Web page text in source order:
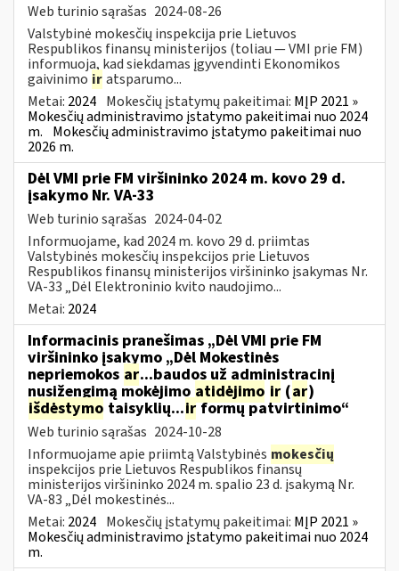
Web turinio sąrašas 2024-08-26
Valstybinė mokesčių inspekcija prie Lietuvos
Respublikos finansų ministerijos (toliau — VMI prie FM)
informuoja, kad siekdamas įgyvendinti Ekonomikos
gaivinimo iratsparumo...
Metai: 2024 Mokesčių įstatymų pakeitimai: MĮP 2021 »
Mokesčių administravimo įstatymo pakeitimai nuo 2024
m. Mokesčių administravimo įstatymo pakeitimai nuo
2026 m.
Dėl VMI prie FM viršininko 2024 m. kovo 29 d.
įsakymo Nr. VA-33
Web turinio sąrašas 2024-04-02
Informuojame, kad 2024 m. kovo 29 d. priimtas
Valstybinės mokesčių inspekcijos prie Lietuvos
Respublikos finansų ministerijos viršininko įsakymas Nr.
VA-33 „Dėl Elektroninio kvito naudojimo...
Metai: 2024
Informacinis pranešimas „Dėl VMI prie FM
viršininko įsakymo „Dėl Mokestinės
nepriemokos ar...baudos už administracinį
nusižengimą mokėjimo atidėjimo ir (ar)
išdėstymo taisyklių...irformų patvirtinimo“
Web turinio sąrašas 2024-10-28
Informuojame apie priimtą Valstybinės mokesčių
inspekcijos prie Lietuvos Respublikos finansų
ministerijos viršininko 2024 m. spalio 23 d. įsakymą Nr.
VA-83 „Dėl mokestinės...
Metai: 2024 Mokesčių įstatymų pakeitimai: MĮP 2021 »
Mokesčių administravimo įstatymo pakeitimai nuo 2024
m.